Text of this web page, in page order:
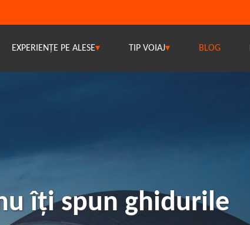
EXPERIENȚE PE ALESE▾ TIP VOIAJ▾ BLOG
îți spun ghidurile